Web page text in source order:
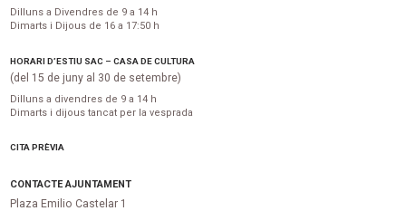
Dilluns a Divendres de 9 a 14 h
Dimarts i Dijous de 16 a 17:50 h
HORARI D’ESTIU SAC – CASA DE CULTURA
(del 15 de juny al 30 de setembre)
Dilluns a divendres de 9 a 14 h
Dimarts i dijous tancat per la vesprada
CITA PRÈVIA
CONTACTE AJUNTAMENT
Plaza Emilio Castelar 1